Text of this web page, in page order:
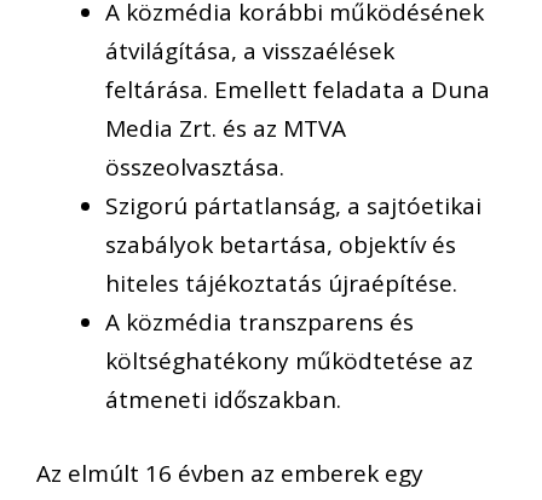
A közmédia korábbi működésének
átvilágítása, a visszaélések
feltárása. Emellett feladata a Duna
Media Zrt. és az MTVA
összeolvasztása.
Szigorú pártatlanság, a sajtóetikai
szabályok betartása, objektív és
hiteles tájékoztatás újraépítése.
A közmédia transzparens és
költséghatékony működtetése az
átmeneti időszakban.
Az elmúlt 16 évben az emberek egy